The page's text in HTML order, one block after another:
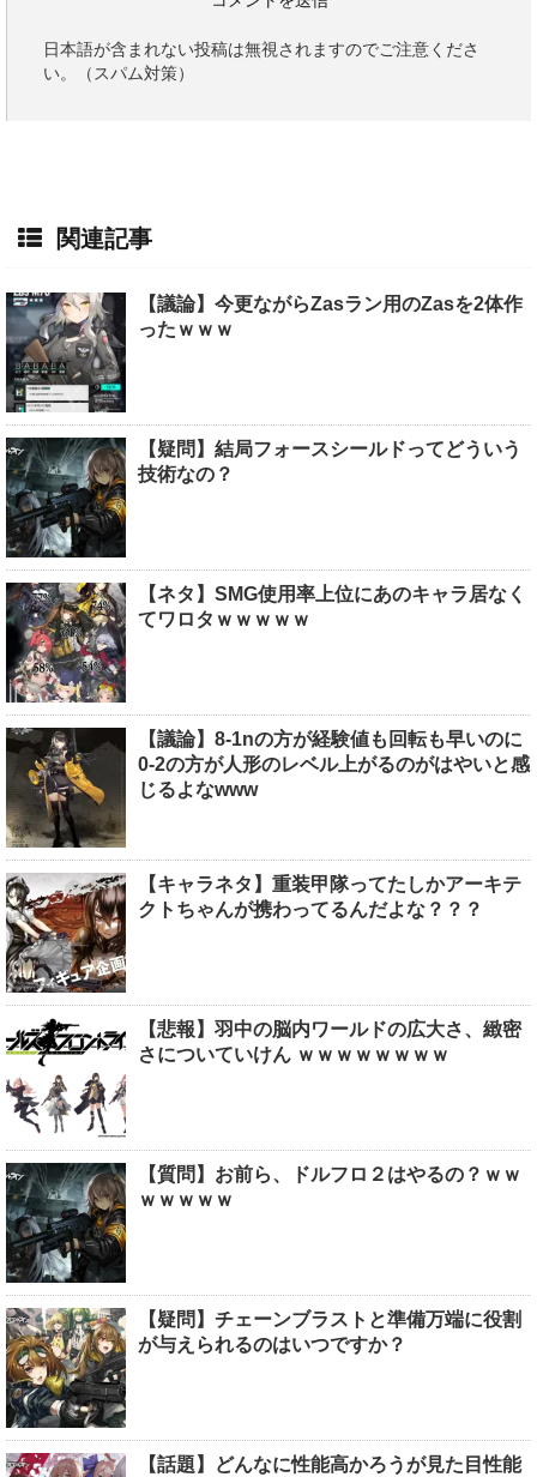
日本語が含まれない投稿は無視されますのでご注意くださ
い。（スパム対策）
関連記事
【議論】今更ながらZasラン用のZasを2体作
ったｗｗｗ
【疑問】結局フォースシールドってどういう
技術なの？
【ネタ】SMG使用率上位にあのキャラ居なく
てワロタｗｗｗｗｗ
【議論】8-1nの方が経験値も回転も早いのに
0-2の方が人形のレベル上がるのがはやいと感
じるよなwww
【キャラネタ】重装甲隊ってたしかアーキテ
クトちゃんが携わってるんだよな？？？
【悲報】羽中の脳内ワールドの広大さ、緻密
さについていけん ｗｗｗｗｗｗｗｗ
【質問】お前ら、ドルフロ２はやるの？ｗｗ
ｗｗｗｗｗ
【疑問】チェーンブラストと準備万端に役割
が与えられるのはいつですか？
【話題】どんなに性能高かろうが見た目性能